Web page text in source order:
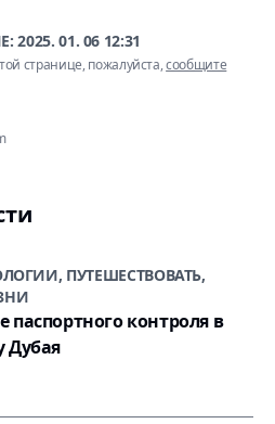
2025. 01. 06 12:31
странице, пожалуйста,сообщите
ПУТЕШЕСТВОВАТЬ,
паспортного контроля в
Дубая